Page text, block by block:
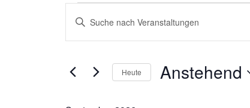
Veranstaltungen
Suche
und
Ansichten,
Bitte
Schlüsselwort
Veranstaltungen
Schlüsselwort.
Heute Anstehend